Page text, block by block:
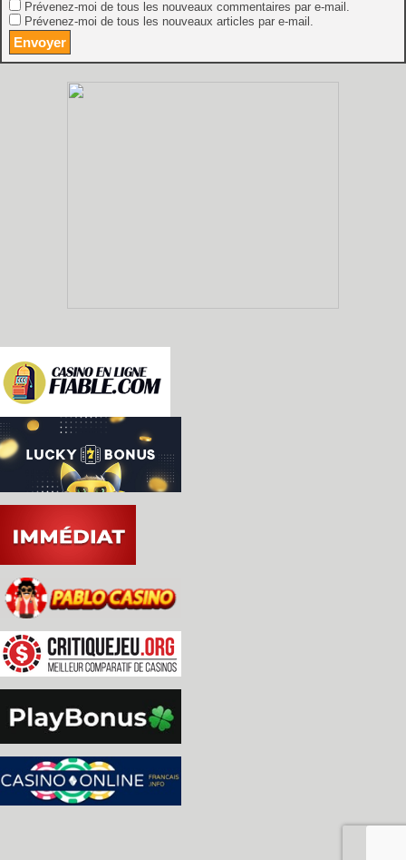
Prévenez-moi de tous les nouveaux commentaires par e-mail.
Prévenez-moi de tous les nouveaux articles par e-mail.